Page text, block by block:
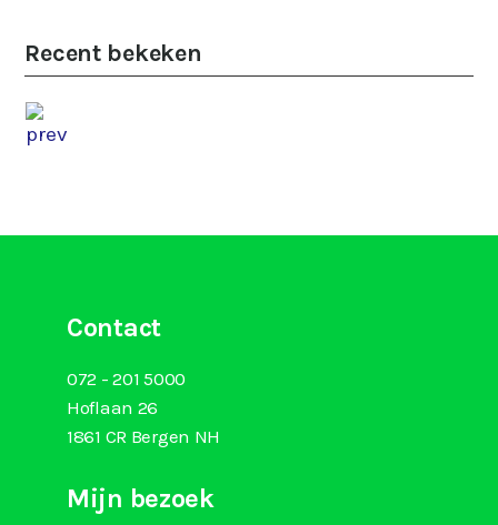
Recent bekeken
Contact
072 - 201 5000
Hoflaan 26
1861 CR Bergen NH
Mijn bezoek